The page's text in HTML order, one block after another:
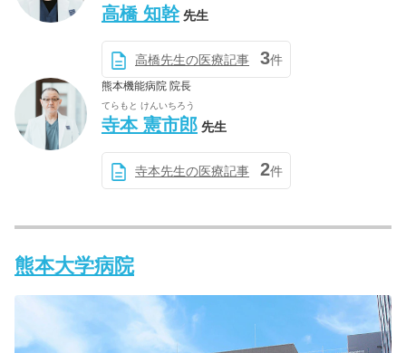
高橋 知幹 先生
高橋先生の医療記事 3件
熊本機能病院 院長
てらもと けんいちろう
寺本 憲市郎 先生
寺本先生の医療記事 2件
熊本大学病院